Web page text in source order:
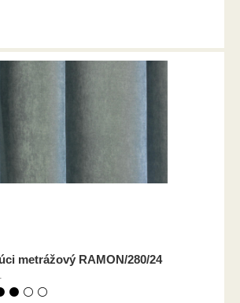
metrážový RAMON/280/24
⚫ ⚪ ⚪